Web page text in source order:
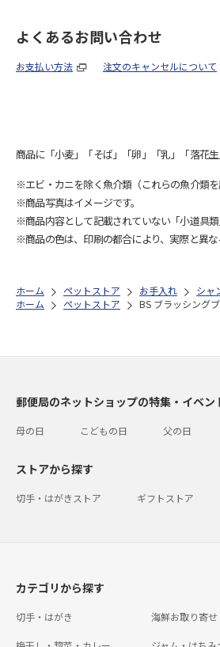
よくあるお問い合わせ
お支払い方法 注文のキャンセルについて
商品に「小麦」「そば」「卵」「乳」「落花
※エビ・カニを除く魚介類（これらの魚介類
※商品写真はイメージです。
※商品内容として記載されていない「小道具
※商品の色は、印刷の都合により、実際と異な
ホーム ペットストア お手入れ シャ
ホーム
ペットストア BS ブラッシング
郵便局のネットショップの特集・イベン
母の日 こどもの日 父の日
ストアから探す
切手・はがきストア ギフトストア
カテゴリから探す
切手・はがき 海鮮お取り寄せ